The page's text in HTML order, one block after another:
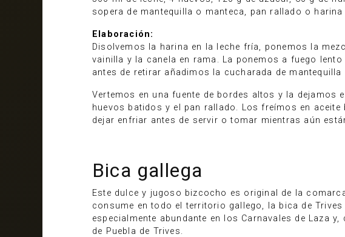
sopera de mantequilla o manteca, pan rallado o
Elaboración:
Disolvemos la harina en la leche fría, ponemos la
vainilla y la canela en rama. La ponemos a fuego
antes de retirar añadimos la cucharada de mantequilla
Vertemos en una fuente de bordes altos y la
huevos batidos y el pan rallado. Los freímos en
dejar enfriar antes de servir o tomar mientras aún
Bica gallega
Este dulce y jugoso bizcocho es original de la
consume en todo el territorio gallego, la bica de
especialmente abundante en los Carnavales de Laza
de Puebla de Trives.